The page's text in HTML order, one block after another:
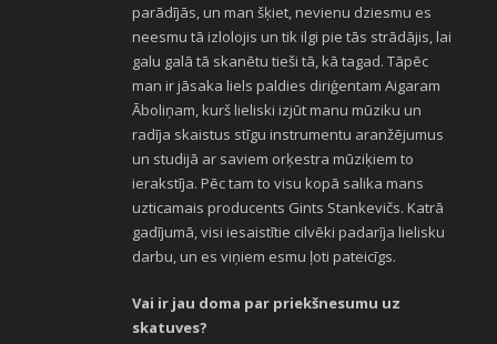
parādījās, un man šķiet, nevienu dziesmu es
neesmu tā izlolojis un tik ilgi pie tās strādājis, lai
galu galā tā skanētu tieši tā, kā tagad. Tāpēc
man ir jāsaka liels paldies diriģentam Aigaram
Āboliņam, kurš lieliski izjūt manu mūziku un
radīja skaistus stīgu instrumentu aranžējumus
un studijā ar saviem orķestra mūziķiem to
ierakstīja. Pēc tam to visu kopā salika mans
uzticamais producents Gints Stankevičs. Katrā
gadījumā, visi iesaistītie cilvēki padarīja lielisku
darbu, un es viņiem esmu ļoti pateicīgs.
Vai ir jau doma par priekšnesumu uz
skatuves?